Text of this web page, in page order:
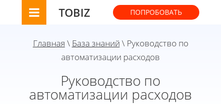
TOBIZ ПОПРОБОВАТЬ
Главная \ База знаний \ Руководство по
автоматизации расходов
Руководство по
автоматизации расходов